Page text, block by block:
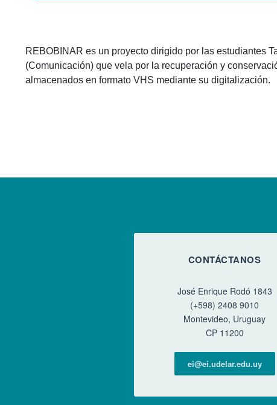
REBOBINAR es un proyecto dirigido por las estudiantes
(Comunicación) que vela por la recuperación y
almacenados en formato VHS mediante su digitalización.
CONTÁCTANOS
José Enrique Rodó 1843
(+598) 2408 9010
Montevideo, Uruguay
CP 11200
ei@ei.udelar.edu.uy